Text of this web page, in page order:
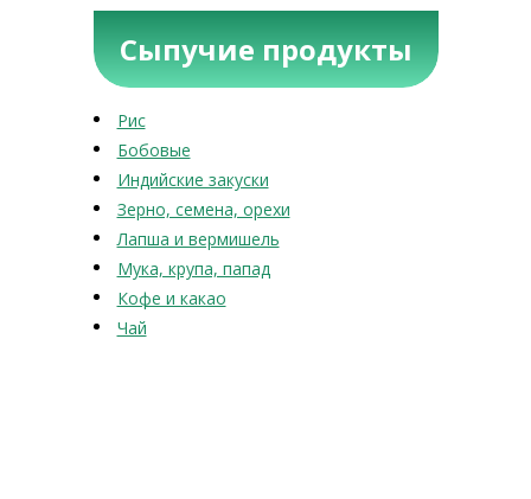
Сыпучие продукты
Рис
Бобовые
Индийские закуски
Зерно, семена, орехи
Лапша и вермишель
Мука, крупа, папад
Кофе и какао
Чай